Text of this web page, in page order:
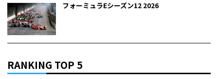
フォーミュラEシーズン12 2026
RANKING TOP 5